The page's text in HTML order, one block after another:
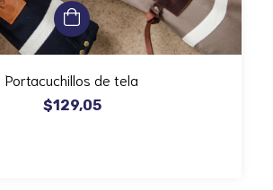
Portacuchillos de tela
$129,05